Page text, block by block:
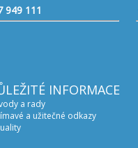
949 111
INFORMACE
a rady
a užitečné odkazy